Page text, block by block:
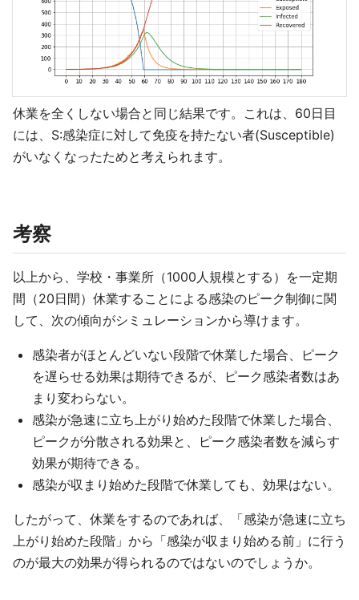
休業を全くしない場合と同じ結果です。これは、60日目
には、S:感染症に対して免疫を持たない者(Susceptible)
がいなくなったためと考えられます。
考察
以上から、学校・事業所（1000人規模とする）を一定期
間（20日間）休業することによる感染のピーク制御に関
して、次の傾向がシミュレーションから導けます。
感染者がほとんどいない段階で休業した場合、ピーク
を遅らせる効果は期待できるが、ピーク感染者数はあ
まり変わらない。
感染が急速に立ち上がり始めた段階で休業した場合、
ピークが分散される効果と、ピーク感染者数を減らす
効果が期待できる。
感染が収まり始めた段階で休業しても、効果はない。
したがって、休業をするのであれば、「感染が急速に立ち
上がり始めた段階」から「感染が収まり始める前」に行う
のが最大の効果が得られるのではないのでしょうか。